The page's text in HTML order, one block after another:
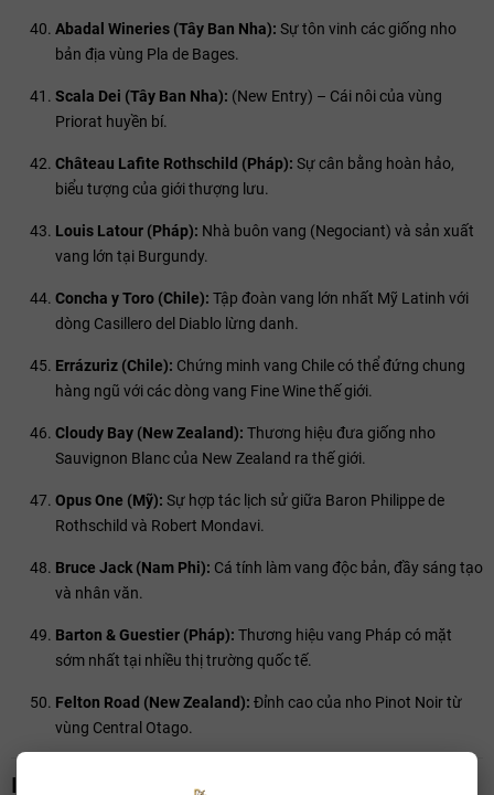
Abadal Wineries (Tây Ban Nha): Sự tôn vinh các giống nho
bản địa vùng Pla de Bages.
Scala Dei (Tây Ban Nha): (New Entry) – Cái nôi của vùng
Priorat huyền bí.
Château Lafite Rothschild (Pháp): Sự cân bằng hoàn hảo,
biểu tượng của giới thượng lưu.
Louis Latour (Pháp): Nhà buôn vang (Negociant) và sản xuất
vang lớn tại Burgundy.
Concha y Toro (Chile): Tập đoàn vang lớn nhất Mỹ Latinh với
dòng Casillero del Diablo lừng danh.
Errázuriz (Chile): Chứng minh vang Chile có thể đứng chung
hàng ngũ với các dòng vang Fine Wine thế giới.
Cloudy Bay (New Zealand): Thương hiệu đưa giống nho
Sauvignon Blanc của New Zealand ra thế giới.
Opus One (Mỹ): Sự hợp tác lịch sử giữa Baron Philippe de
Rothschild và Robert Mondavi.
Bruce Jack (Nam Phi): Cá tính làm vang độc bản, đầy sáng tạo
và nhân văn.
Barton & Guestier (Pháp): Thương hiệu vang Pháp có mặt
sớm nhất tại nhiều thị trường quốc tế.
Felton Road (New Zealand): Đỉnh cao của nho Pinot Noir từ
vùng Central Otago.
III. Xu hướng thị trường qua bảng xếp hạng